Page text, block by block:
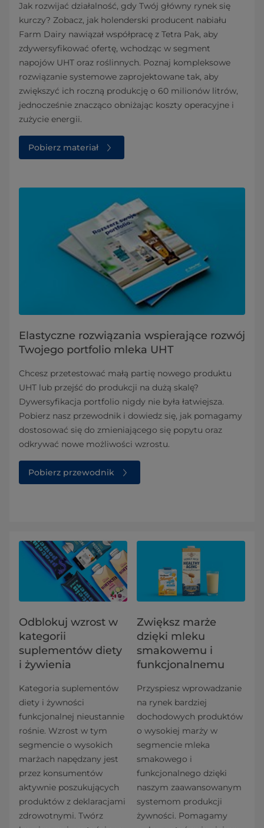
Jak rozwijać działalność, gdy Twój główny rynek się
kurczy? Zobacz, jak holenderski producent nabiału
Farm Dairy nawiązał współpracę z Tetra Pak, aby
zdywersyfikować ofertę, wchodząc w segment
napojów UHT oraz roślinnych. Poznaj kompleksowe
rozwiązanie systemowe zaprojektowane tak, aby
zwiększyć ich roczną produkcję o 60 milionów litrów,
jednocześnie znacząco obniżając koszty operacyjne i
zużycie energii.
Pobierz materiał
Elastyczne rozwiązania wspierające rozwój
Twojego portfolio mleka UHT
Chcesz przetestować małą partię nowego produktu
UHT lub przejść do produkcji na dużą skalę?
Dywersyfikacja portfolio nigdy nie była łatwiejsza.
Pobierz nasz przewodnik i dowiedz się, jak pomagamy
dostosować się do zmieniającego się popytu oraz
odkrywać nowe możliwości wzrostu.
Pobierz przewodnik
Odblokuj wzrost w
kategorii
suplementów diety
i żywienia
Kategoria suplementów
diety i żywności
funkcjonalnej nieustannie
rośnie. Wzrost w tym
segmencie o wysokich
marżach napędzany jest
przez konsumentów
aktywnie poszukujących
produktów z deklaracjami
zdrowotnymi. Twórz
Zwiększ marże
dzięki mleku
smakowemu i
funkcjonalnemu
Przyspiesz wprowadzanie
na rynek bardziej
dochodowych produktów
o wysokiej marży w
segmencie mleka
smakowego i
funkcjonalnego dzięki
naszym zaawansowanym
systemom produkcji
żywności. Pomagamy